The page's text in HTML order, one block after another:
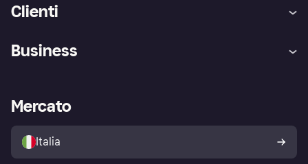
Clienti
Esplora i negozi
Politica di protezione
dell'acquirente Klarna
Business
Accesso aziende
Mercato
Italia